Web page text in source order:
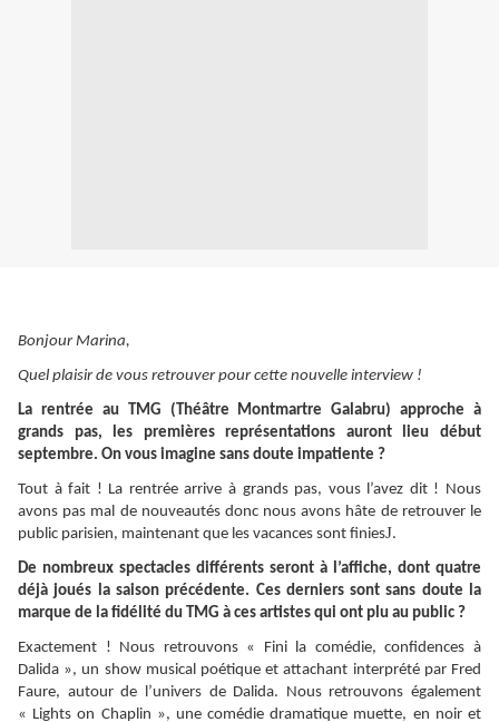
Bonjour Marina,
Quel plaisir de vous retrouver pour cette nouvelle interview !
La rentrée au TMG (Théâtre Montmartre Galabru) approche à
grands pas, les premières représentations auront lieu début
septembre. On vous imagine sans doute impatiente ?
Tout à fait ! La rentrée arrive à grands pas, vous l’avez dit ! Nous
avons pas mal de nouveautés donc nous avons hâte de retrouver le
public parisien, maintenant que les vacances sont finiesJ.
De nombreux spectacles différents seront à l’affiche, dont quatre
déjà joués la saison précédente. Ces derniers sont sans doute la
marque de la fidélité du TMG à ces artistes qui ont plu au public ?
Exactement ! Nous retrouvons « Fini la comédie, confidences à
Dalida », un show musical poétique et attachant interprété par Fred
Faure, autour de l’univers de Dalida. Nous retrouvons également
« Lights on Chaplin », une comédie dramatique muette, en noir et